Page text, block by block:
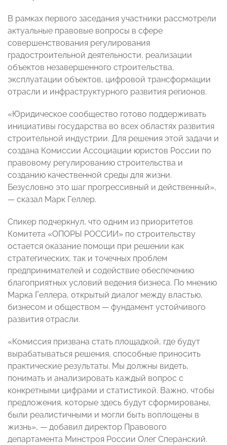
В рамках первого заседания участники рассмотрели
актуальные правовые вопросы в сфере
совершенствования регулирования
градостроительной деятельности, реализации
объектов незавершенного строительства,
эксплуатации объектов, цифровой трансформации
отрасли и инфраструктурного развития регионов.
«Юридическое сообщество готово поддерживать
инициативы государства во всех областях развития
строительной индустрии. Для решения этой задачи и
создана Комиссии Ассоциации юристов России по
правовому регулированию строительства и
созданию качественной среды для жизни.
Безусловно это шаг прогрессивный и действенный»,
— сказал Марк Геллер.
Спикер подчеркнул, что одним из приоритетов
Комитета «ОПОРЫ РОССИИ» по строительству
остается оказание помощи при решении как
стратегических, так и точечных проблем
предпринимателей и содействие обеспечению
благоприятных условий ведения бизнеса. По мнению
Марка Геллера, открытый диалог между властью,
бизнесом и обществом — фундамент устойчивого
развития отрасли.
«Комиссия призвана стать площадкой, где будут
вырабатываться решения, способные приносить
практические результаты. Мы должны видеть,
понимать и анализировать каждый вопрос с
конкретными цифрами и статистикой. Важно, чтобы
предложения, которые здесь будут сформированы,
были реалистичными и могли быть воплощены в
жизнь», — добавил директор Правового
департамента Минстроя России Олег Сперанский.